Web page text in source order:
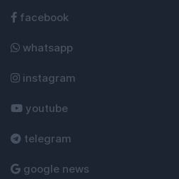
facebook
whatsapp
instagram
youtube
telegram
google news